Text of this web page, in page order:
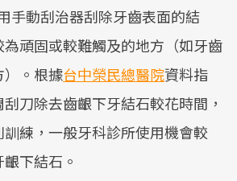
手動刮治器刮除牙齒表面的結
頑固或較難觸及的地方（如牙齒
）。根據台中榮民總醫院資料指
刀除去齒齦下牙結石較花時間，
練，一般牙科診所使用機會較
下結石。